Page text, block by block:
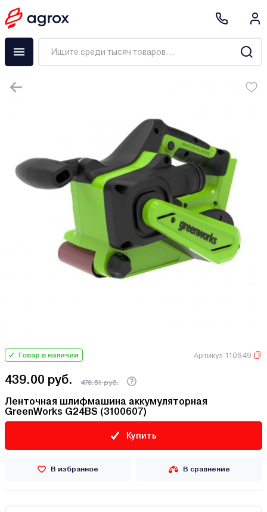
Товар в наличии Артикул 110649
439.00 руб. 478.51 руб.
Ленточная шлифмашина аккумуляторная
GreenWorks G24BS (3100607)
Купить
В избранное В сравнение